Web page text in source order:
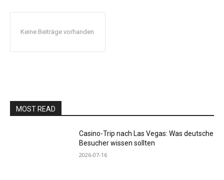
Keine Beiträge vorhanden
MOST READ
Casino-Trip nach Las Vegas: Was deutsche
Besucher wissen sollten
2026-07-16